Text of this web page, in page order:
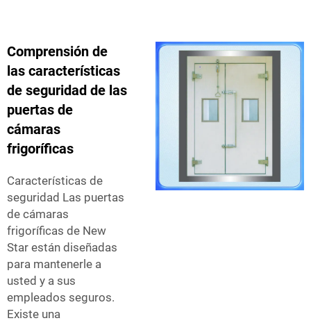
Comprensión de
las características
de seguridad de las
puertas de
cámaras
frigoríficas
Características de
seguridad Las puertas
de cámaras
frigoríficas de New
Star están diseñadas
para mantenerle a
usted y a sus
empleados seguros.
Existe una